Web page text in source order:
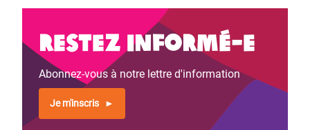
Restez informé-e
Abonnez-vous à notre lettre d'information
Je m'inscris